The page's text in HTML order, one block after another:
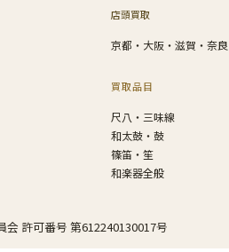
店頭買取
京都・大阪・滋賀・奈良
買取品目
尺八・三味線
和太鼓・鼓
篠笛・笙
和楽器全般
許可番号 第612240130017号